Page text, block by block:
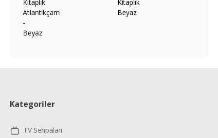
Kategoriler
TV Sehpaları